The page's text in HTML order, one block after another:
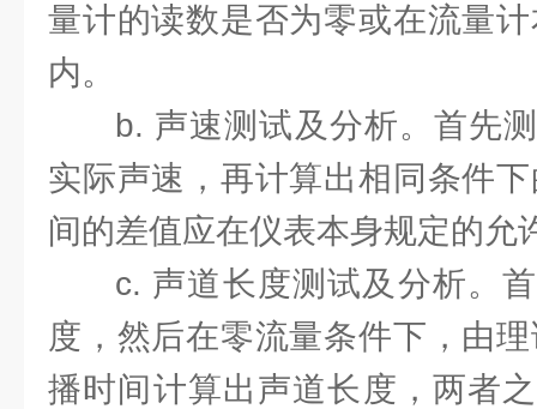
量计的读数是否为零或在流量
内。
b. 声速测试及分析。首先
实际声速，再计算出相同条件
间的差值应在仪表本身规定的允
c. 声道长度测试及分析。
度，然后在零流量条件下，由
播时间计算出声道长度，两者